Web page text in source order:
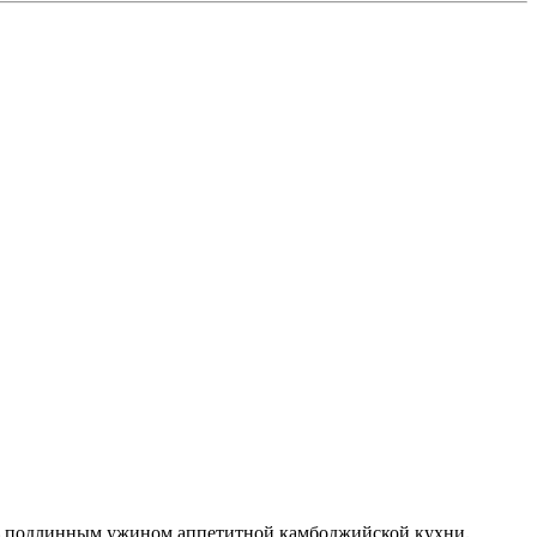
подлинным ужином аппетитной камбоджийской кухни.